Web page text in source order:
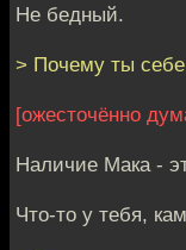
Не бедный.
> Почему ты
[ожесточённо
Наличие Мака -
Что-то у тебя,